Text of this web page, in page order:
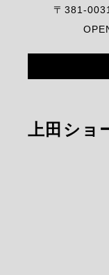
〒381-
OPEN／
上田ショ